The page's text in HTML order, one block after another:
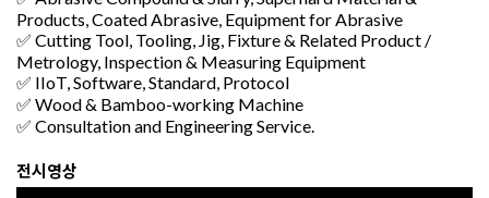
Products, Coated Abrasive, Equipment for Abrasive
✅ Cutting Tool, Tooling, Jig, Fixture & Related Product /
Metrology, Inspection & Measuring Equipment
✅ IIoT, Software, Standard, Protocol
✅ Wood & Bamboo-working Machine
✅ Consultation and Engineering Service.
전시영상